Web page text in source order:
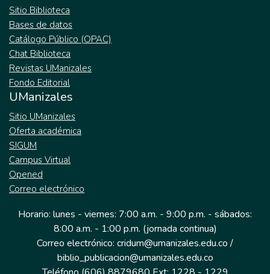
Sitio Biblioteca
Bases de datos
Catálogo Público (OPAC)
Chat Biblioteca
Revistas UManizales
Fondo Editorial
UManizales
Sitio UManizales
Oferta académica
SIGUM
Campus Virtual
Opened
Correo electrónico
Horario: lunes - viernes: 7:00 a.m. - 9:00 p.m. - sábados:
8:00 a.m. - 1:00 p.m. (jornada continua)
Correo electrónico: cridum@umanizales.edu.co /
biblio_publicacion@umanizales.edu.co